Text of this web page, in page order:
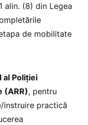
alin. (8) din Legea
de mobilitate
al Poliţiei
(ARR), pentru
instruire practică